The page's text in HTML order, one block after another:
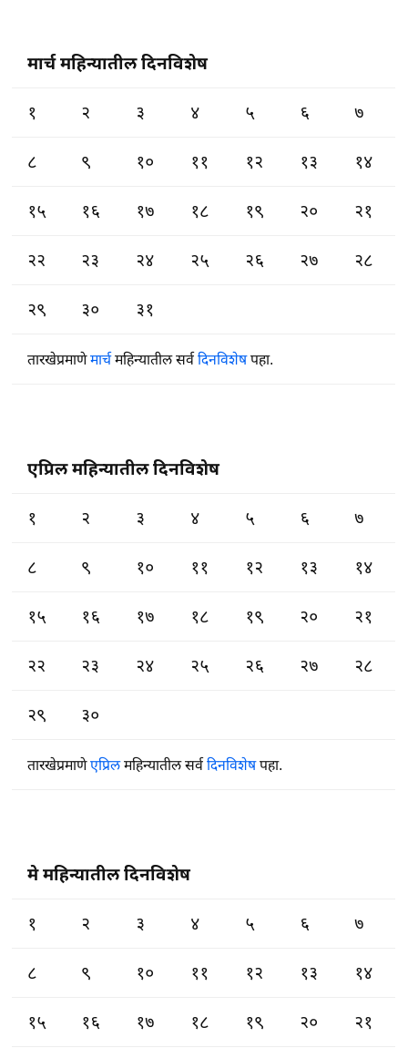
मार्च महिन्यातील दिनविशेष
१ २ ३ ४ ५ ६ ७
८ ९ १० ११ १२ १३ १४
१५ १६ १७ १८ १९ २० २१
२२ २३ २४ २५ २६ २७ २८
२९ ३० ३१
तारखेप्रमाणेमार्चमहिन्यातील सर्वदिनविशेषपहा.
एप्रिल महिन्यातील दिनविशेष
१ २ ३ ४ ५ ६ ७
८ ९ १० ११ १२ १३ १४
१५ १६ १७ १८ १९ २० २१
२२ २३ २४ २५ २६ २७ २८
२९ ३०
तारखेप्रमाणेएप्रिलमहिन्यातील सर्वदिनविशेषपहा.
मे महिन्यातील दिनविशेष
१ २ ३ ४ ५ ६ ७
८ ९ १० ११ १२ १३ १४
१५ १६ १७ १८ १९ २० २१